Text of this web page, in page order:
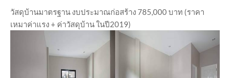
วัสดุบ้านมาตรฐาน งบประมาณก่อสร้าง 785,000 บาท (ราคา
เหมาค่าแรง + ค่าวัสดุบ้าน ในปี2019)